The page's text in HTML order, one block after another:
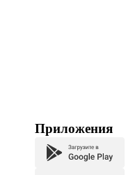
Приложения